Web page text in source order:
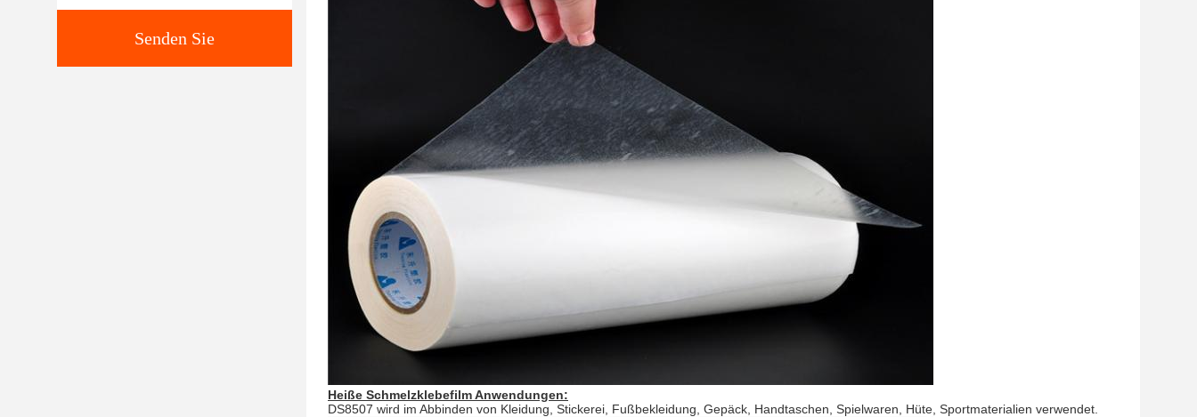
Senden Sie
Heiße Schmelzklebefilm Anwendungen:
DS8507 wird im Abbinden von Kleidung, Stickerei, Fußbekleidung, Gepäck, Handtaschen, Spielwaren, Hüte, Sportmaterialien verwendet.